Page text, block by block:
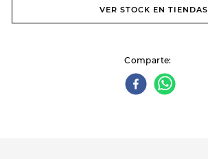
VER STOCK EN TIENDAS
Comparte